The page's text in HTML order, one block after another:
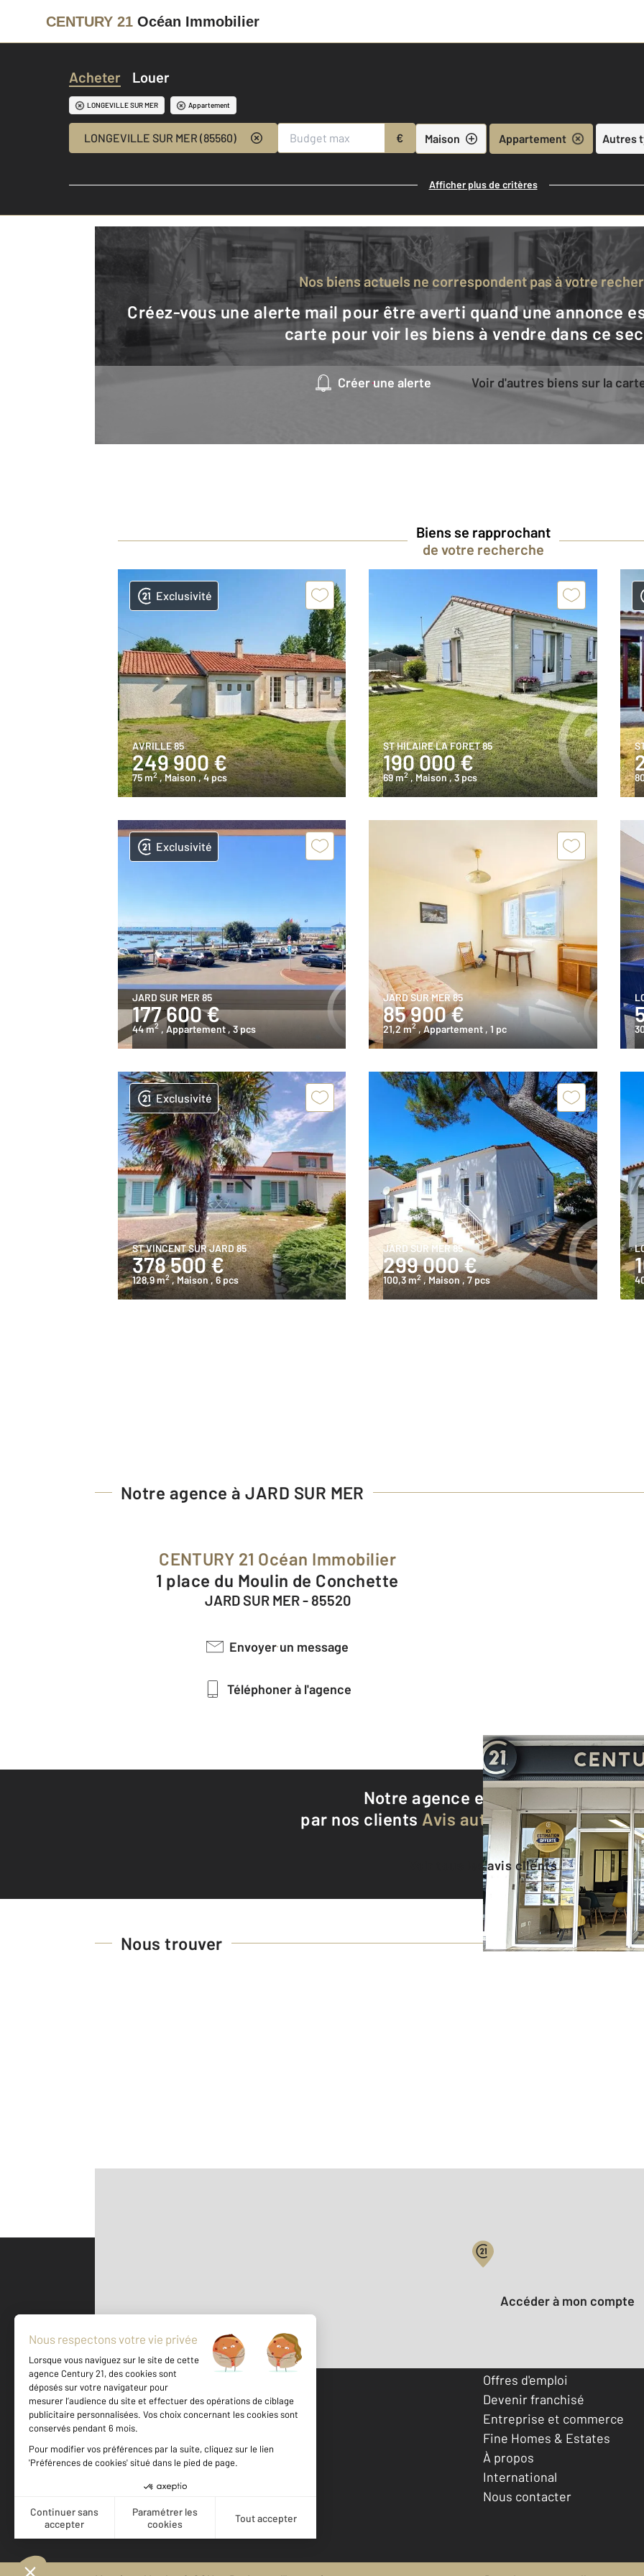
CENTURY 21 Océan Immobilier
Acheter Louer
LONGEVILLE SUR MER Appartement
LONGEVILLE SUR MER (85560) € Maison Appartement Autres
Afficher plus de critères
Nos biens actuels ne correspondent pas à votre
Créez-vous une alerte mail pour être averti quand une annonce est en ligne et consultez la
carte pour voir les biens à vendre dans ce
Créer une alerte Voir d'autres biens sur la
Biens se rapprochant
de votre recherche
Exclusivité
AVRILLE 85
249 900 €
75 m2 , Maison, 4 pcs
ST HILAIRE LA FORET 85
190 000 €
69 m2 , Maison, 3 pcs
Exclusivité
JARD SUR MER 85
177 600 €
44 m2 , Appartement , 3 pcs
JARD SUR MER 85
85 900 €
21,2 m2 , Appartement , 1 pc
Exclusivité
ST VINCENT SUR JARD 85
378 500 €
128,9 m2 , Maison , 6 pcs
JARD SUR MER 85
299 000 €
100,3 m2 , Maison , 7 pcs
Notre agence à JARD SUR MER
CENTURY 21 Océan Immobilier
1 place du Moulin de Conchette
JARD SUR MER - 85520
Envoyer un message
Téléphoner à l'agence
Notre agence est notée
9,4/10
par nos clients Avis authentifiés par
Voir tous les avis clients
Nous trouver
500 m ©Mappy
Votre compte :
Accéder à mon compte
Votre agence est notée
Achat
10
Location
Offres d'emploi
Devenir franchisé
Entreprise et commerce
Fine Homes & Estates
À propos
International
Nous contacter